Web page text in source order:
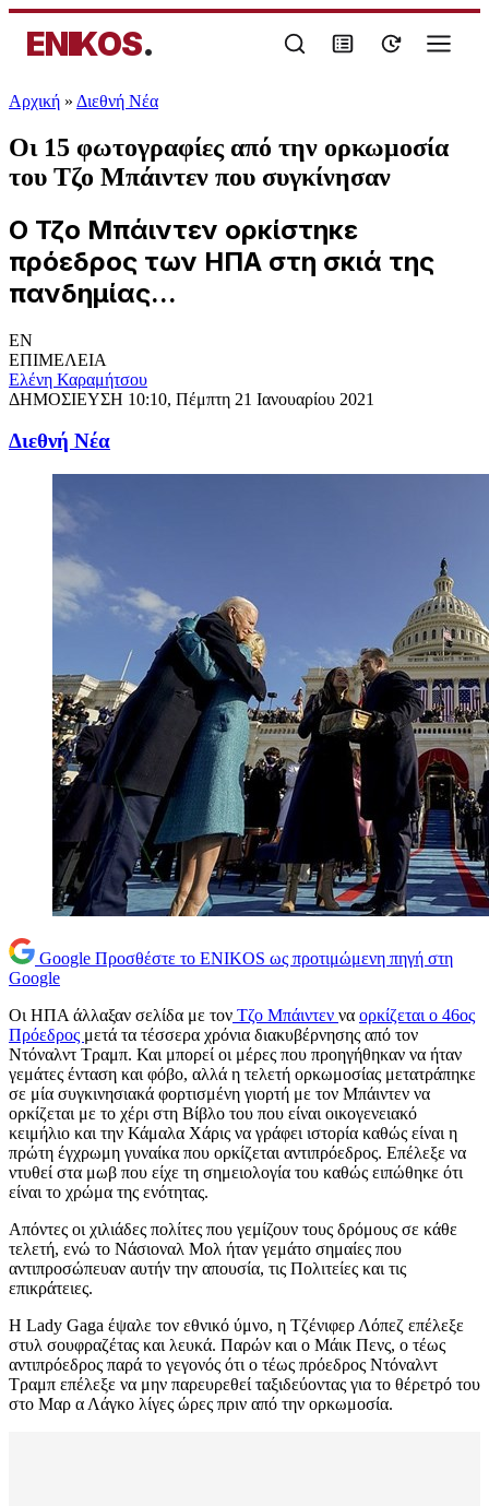
ENIKOS.
Αρχική » Διεθνή Νέα
Οι 15 φωτογραφίες από την ορκωμοσία
του Τζο Μπάιντεν που συγκίνησαν
Ο Τζο Μπάιντεν ορκίστηκε
πρόεδρος των ΗΠΑ στη σκιά της
πανδημίας...
EN
ΕΠΙΜΕΛΕΙΑ
Ελένη Καραμήτσου
ΔΗΜΟΣΙΕΥΣΗ 10:10, Πέμπτη 21 Ιανουαρίου 2021
Διεθνή Νέα
Google Προσθέστε το ENIKOS ως προτιμώμενη πηγή στη
Google
Οι ΗΠΑ άλλαξαν σελίδα με τον Τζο Μπάιντεν να ορκίζεται ο 46ος
Πρόεδρος μετά τα τέσσερα χρόνια διακυβέρνησης από τον
Ντόναλντ Τραμπ. Και μπορεί οι μέρες που προηγήθηκαν να ήταν
γεμάτες ένταση και φόβο, αλλά η τελετή ορκωμοσίας μετατράπηκε
σε μία συγκινησιακά φορτισμένη γιορτή με τον Μπάιντεν να
ορκίζεται με το χέρι στη Βίβλο του που είναι οικογενειακό
κειμήλιο και την Κάμαλα Χάρις να γράφει ιστορία καθώς είναι η
πρώτη έγχρωμη γυναίκα που ορκίζεται αντιπρόεδρος. Επέλεξε να
ντυθεί στα μωβ που είχε τη σημειολογία του καθώς ειπώθηκε ότι
είναι το χρώμα της ενότητας.
Απόντες οι χιλιάδες πολίτες που γεμίζουν τους δρόμους σε κάθε
τελετή, ενώ το Νάσιοναλ Μολ ήταν γεμάτο σημαίες που
αντιπροσώπευαν αυτήν την απουσία, τις Πολιτείες και τις
επικράτειες.
Η Lady Gaga έψαλε τον εθνικό ύμνο, η Τζένιφερ Λόπεζ επέλεξε
στυλ σουφραζέτας και λευκά. Παρών και ο Μάικ Πενς, ο τέως
αντιπρόεδρος παρά το γεγονός ότι ο τέως πρόεδρος Ντόναλντ
Τραμπ επέλεξε να μην παρευρεθεί ταξιδεύοντας για το θέρετρό του
στο Μαρ α Λάγκο λίγες ώρες πριν από την ορκωμοσία.